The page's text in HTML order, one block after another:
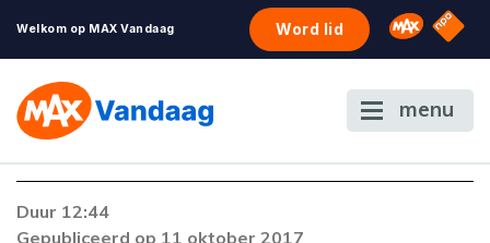
Welkom op MAX Vandaag Word lid Omroep
NPO
menu
De gewenste stream is op dit moment niet
Duur 12:44
Gepubliceerd op 11 oktober 2017